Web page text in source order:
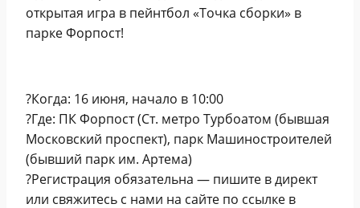
открытая игра в пейнтбол «Точка сборки» в
парке Форпост!
?Когда: 16 июня, начало в 10:00
?Где: ПК Форпост (Ст. метро Турбоатом (бывшая
Московский проспект), парк Машиностроителей
(бывший парк им. Артема)
?Регистрация обязательна — пишите в директ
или свяжитесь с нами на сайте по ссылке в